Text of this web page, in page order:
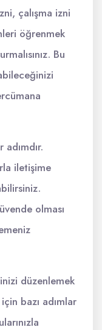
çalışma izni
öğrenmek
Bu
adımdır.
iletişime
olması
düzenlemek
bazı adımlar